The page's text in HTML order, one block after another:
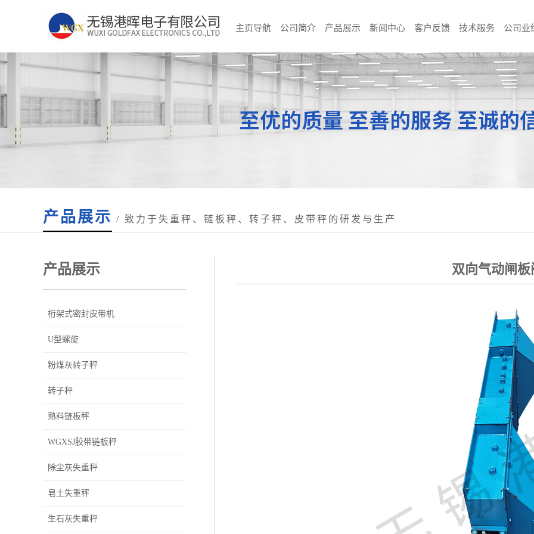
主页导航 公司简介 产品展示 新闻中心 客户反馈 技术服务 公司业
产品展示 / 致力于失重秤、链板秤、转子秤、皮带秤的研发与生产
产品展示
桁架式密封皮带机
U型螺旋
粉煤灰转子秤
转子秤
熟料链板秤
WGXSJ胶带链板秤
除尘灰失重秤
皂土失重秤
生石灰失重秤
双向气动闸板